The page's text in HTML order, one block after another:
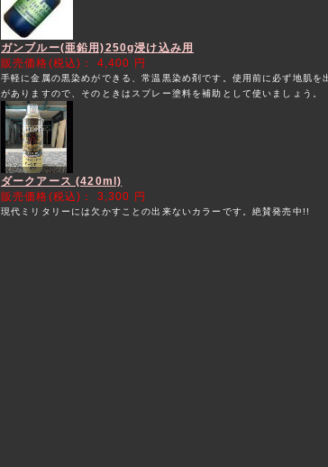
ガンブルー(亜鉛用)250g浸け込み用
販売価格(税込)： 4,400 円
手軽に金属の黒染めができる、常温黒染め剤です。使用前に必ず地肌
がありますので、そのときはスプレー塗料を補助として使いましょう。
ダークアース (420ml)
販売価格(税込)： 3,300 円
現代ミリタリーには欠かすことの出来ないカラーです。絶賛発売中!!